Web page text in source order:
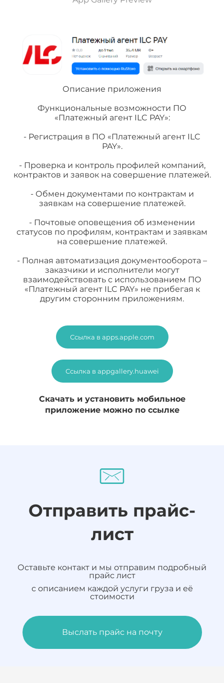
Описание приложения
Функциональные возможности ПО
«Платежный агент ILC PAY»:
- Регистрация в ПО «Платежный агент ILC
PAY».
- Проверка и контроль профилей компаний,
контрактов и заявок на совершение платежей.
- Обмен документами по контрактам и
заявкам на совершение платежей.
- Почтовые оповещения об изменении
статусов по профилям, контрактам и заявкам
на совершение платежей.
- Полная автоматизация документооборота –
заказчики и исполнители могут
взаимодействовать с использованием ПО
«Платежный агент ILC PAY» не прибегая к
другим сторонним приложениям.
Ссылка в apps.apple.com
Ссылка в appgallery.huawei
Скачать и установить мобильное
приложение можно по ссылке
Отправить прайс-
лист
Оставьте контакт и мы отправим подробный
прайс лист
с описанием каждой услуги груза и её
стоимости
Выслать прайс на почту